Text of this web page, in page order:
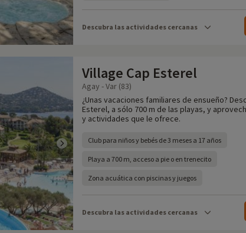
Descubra las actividades cercanas
Village Cap Esterel
Agay - Var (83)
¿Unas vacaciones familiares de ensueño?
Esterel, a sólo 700 m de las playas, y
y actividades que le ofrece.
Club para niños y bebés de 3 meses a 17 años
Playa a 700 m, acceso a pie o en trenecito
Zona acuática con piscinas y juegos
Descubra las actividades cercanas